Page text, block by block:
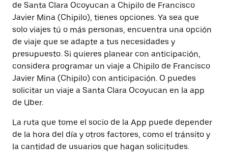
de Santa Clara Ocoyucan a Chipilo de Francisco
Javier Mina (Chipilo), tienes opciones. Ya sea que
solo viajes tú o más personas, encuentra una opción
de viaje que se adapte a tus necesidades y
presupuesto. Si quieres planear con anticipación,
considera programar un viaje a Chipilo de Francisco
Javier Mina (Chipilo) con anticipación. O puedes
solicitar un viaje a Santa Clara Ocoyucan en la app
de Uber.
La ruta que tome el socio de la App puede depender
de la hora del día y otros factores, como el tránsito y
la cantidad de usuarios que hagan solicitudes.